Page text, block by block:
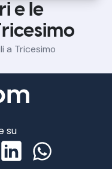
e le
a Tricesimo
su